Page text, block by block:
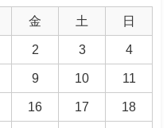
金 土 日
2 3 4
9 10 11
16 17 18